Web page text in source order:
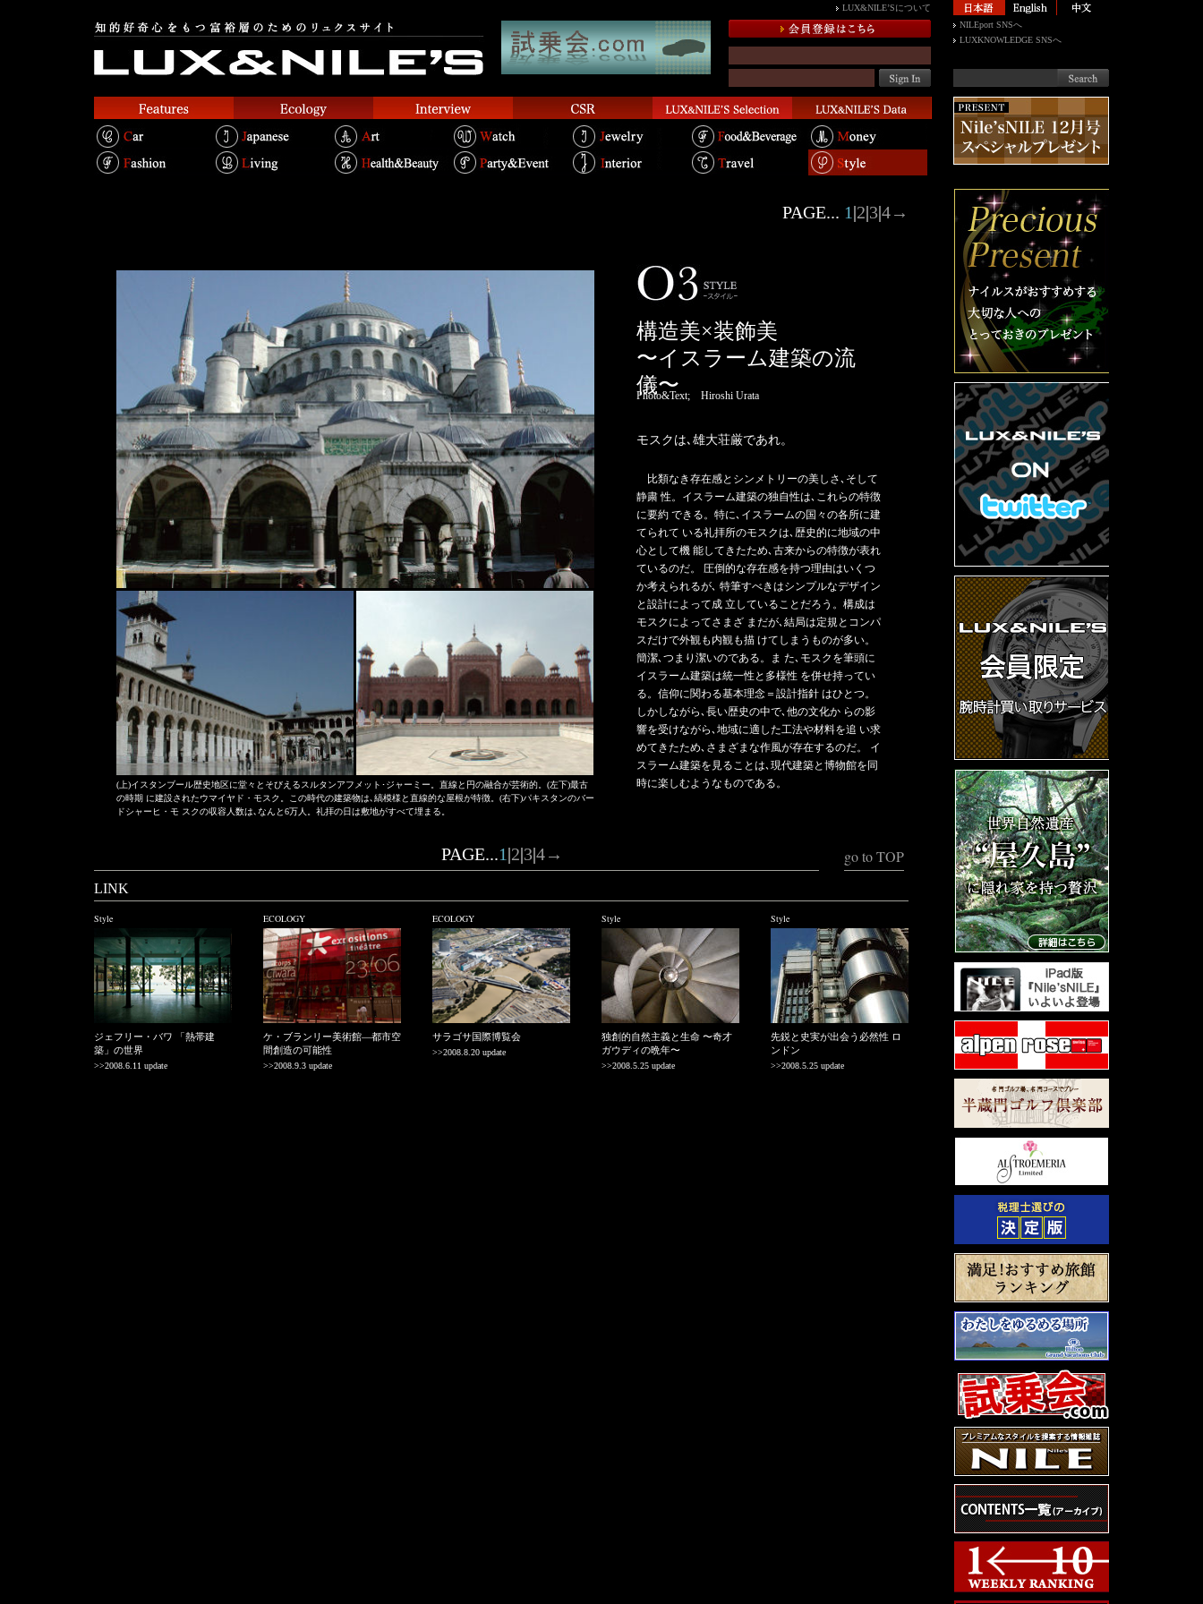
LUX&NILE’Sについて
NILEport SNSへ
LUXKNOWLEDGE SNSへ
PAGE... 1|2|3|4→
(上)イスタンブール歴史地区に堂々とそびえるスルタンアフメット･ジャーミー。直線と円の融合が芸術的。(左下)最古
の時期 に建設されたウマイヤド・モスク。この時代の建築物は､縞模様と直線的な屋根が特徴。(右下)パキスタンのバー
ドシャーヒ・モ スクの収容人数は､なんと6万人。礼拝の日は敷地がすべて埋まる。
構造美×装飾美
〜イスラーム建築の流
儀〜
Photo&Text; Hiroshi Urata
モスクは､雄大荘厳であれ。
比類なき存在感とシンメトリーの美しさ､そして
静粛 性。イスラーム建築の独自性は､これらの特徴
に要約 できる。特に､イスラームの国々の各所に建
てられて いる礼拝所のモスクは､歴史的に地域の中
心として機 能してきたため､古来からの特徴が表れ
ているのだ。 圧倒的な存在感を持つ理由はいくつ
か考えられるが､ 特筆すべきはシンプルなデザイン
と設計によって成 立していることだろう。構成は
モスクによってさまざ まだが､結局は定規とコンパ
スだけで外観も内観も描 けてしまうものが多い。
簡潔､つまり潔いのである。ま た､モスクを筆頭に
イスラーム建築は統一性と多様性 を併せ持ってい
る。信仰に関わる基本理念＝設計指針 はひとつ。
しかしながら､長い歴史の中で､他の文化か らの影
響を受けながら､地域に適した工法や材料を追 い求
めてきたため､さまざまな作風が存在するのだ。 イ
スラーム建築を見ることは､現代建築と博物館を同
時に楽しむようなものである。
go to TOP
PAGE...1|2|3|4→
LINK
Style
ジェフリー・バワ 「熱帯建
築」の世界
>>2008.6.11 update
ECOLOGY
ケ・ブランリー美術館—都市空
間創造の可能性
>>2008.9.3 update
ECOLOGY
サラゴサ国際博覧会
>>2008.8.20 update
Style
独創的自然主義と生命 〜奇才
ガウディの晩年〜
>>2008.5.25 update
Style
先鋭と史実が出会う必然性 ロ
ンドン
>>2008.5.25 update